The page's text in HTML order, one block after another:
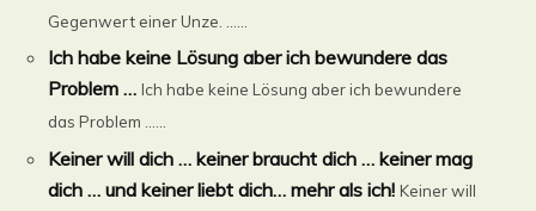
Gegenwert einer Unze. ......
Ich habe keine Lösung aber ich bewundere das
Problem … Ich habe keine Lösung aber ich bewundere
das Problem …...
Keiner will dich … keiner braucht dich … keiner mag
dich … und keiner liebt dich… mehr als ich! Keiner will